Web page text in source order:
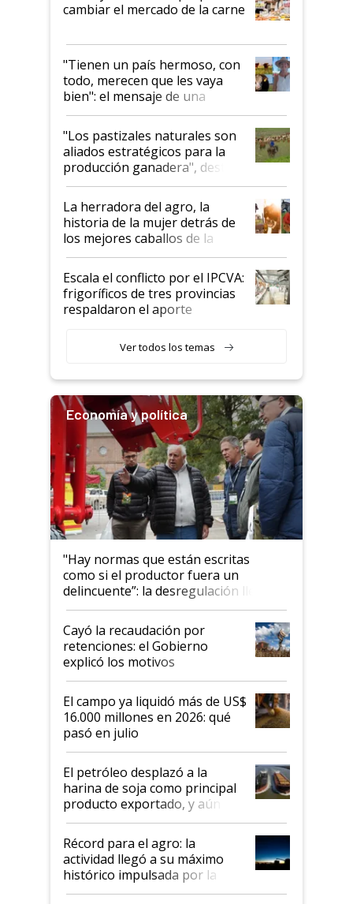
cambiar el mercado de la carne
"Tienen un país hermoso, con
todo, merecen que les vaya
bien": el mensaje de una
ganadera uruguaya sobre las
oportunidades que se abren
para el agro en Argentina, con
foco en la carne
"Los pastizales naturales son
aliados estratégicos para la
producción ganadera", destaca
la iniciativa que ya reúne a 46
establecimientos en Argentina
La herradora del agro, la
historia de la mujer detrás de
los mejores caballos de la
Argentina y los mitos que
todavía hacen sufrir a estos
animales: "Mientras me
descalificaban, yo seguí
haciendo currículum"
Escala el conflicto por el IPCVA:
frigoríficos de tres provincias
respaldaron el aporte
Ver todos los temas
Economía y política
"Hay normas que están escritas
como si el productor fuera un
delincuente”: la desregulación llegó
al Congreso Aapresid y hasta se
habló del financiamiento al IPCVA
Cayó la recaudación por
retenciones: el Gobierno
explicó los motivos
El campo ya liquidó más de US$
16.000 millones en 2026: qué
pasó en julio
El petróleo desplazó a la
harina de soja como principal
producto exportado, y aún así
el agro aportó casi seis de cada
diez dólares y sostuvo el
liderazgo en un semestre
récord
Récord para el agro: la
actividad llegó a su máximo
histórico impulsada por la
cosecha y las exportaciones